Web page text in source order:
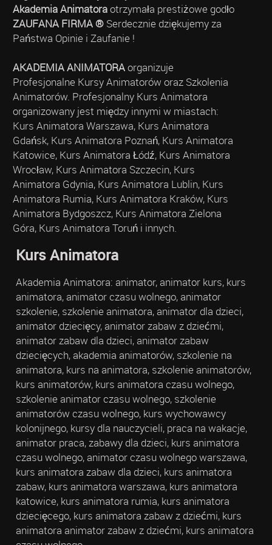
Akademia Animatoraotrzymała prestiżowe godło
ZAUFANA FIRMA ®Serdecznie dziękujemy za
Państwa Opinie i Zaufanie !
AKADEMIA ANIMATORAorganizuje
Profesjonalne Kursy Animatorów oraz Szkolenia
Animatorów. Profesjonalny Kurs Animatora
organizowany jest między innymi w miastach:
Kurs Animatora Warszawa, Kurs Animatora
Gdańsk, Kurs Animatora Poznań, Kurs Animatora
Katowice, Kurs Animatora Łódź, Kurs Animatora
Wrocław, Kurs Animatora Szczecin, Kurs
Animatora Gdynia, Kurs Animatora Lublin, Kurs
Animatora Rumia, Kurs Animatora Kraków, Kurs
Animatora Bydgoszcz, Kurs Animatora Zielona
Góra, Kurs Animatora Toruń i innych.
Kurs Animatora
Akademia Animatora: animator, animator kurs, kurs
animatora, animator czasu wolnego, animator
szkolenie, szkolenie animatora, animator dla dzieci,
animator dziecięcy, animator zabaw z dziećmi,
animator zabaw dla dzieci, animator zabaw
dziecięcych, akademia animatorów, szkolenie na
animatora, kurs na animatora, szkolenie animatorów,
kurs animatorów, kurs animatora czasu wolnego,
szkolenie animator czasu wolnego, szkolenie
animatorów czasu wolnego, kurs wychowawcy
kolonijnego, kursy dla nauczycieli, praca na wakacje,
animator praca, zabawy dla dzieci, kurs animatora
czasu wolnego, animator czasu wolnego warszawa,
kurs animatora zabaw dla dzieci, kurs animatora
zabaw, kurs animatora warszawa, kurs animatora
katowice, kurs animatora rumia, kurs animatora
dziecięcego, kurs animatora zabaw z dziećmi, kurs
animatora animator zabaw z dziećmi, kurs animatora